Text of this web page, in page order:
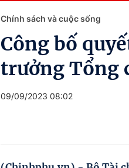
Chính sách và cuộc sống
Công bố
trưởng Tổng
09/09/2023 08:02